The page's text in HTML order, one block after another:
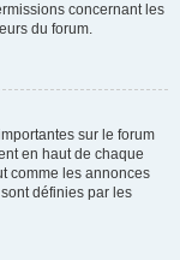
concernant les
du forum.
sur le forum
en haut de chaque
comme les annonces
définies par les